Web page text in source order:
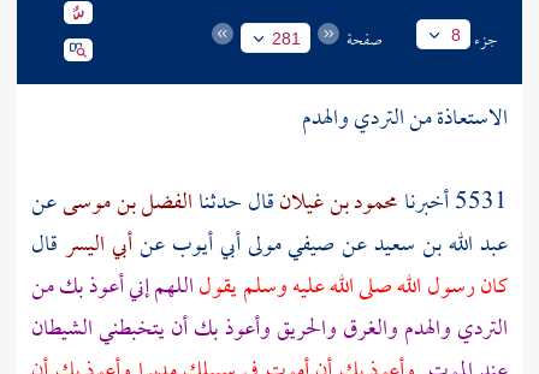
جزء 8 صفحة 281
الاستعاذة من التردي والهدم
5531 أخبرنا
محمود بن غيلانقال حدثناالفضل بن موسىعن
عبد الله بن سعيدعنصيفيمولىأبي أيوبعنأبي اليسرقال
كان رسول الله صلى الله عليه وسلم يقولاللهم إني أعوذ بك من
التردي والهدم والغرق والحريق وأعوذ بك أن يتخبطني الشيطان